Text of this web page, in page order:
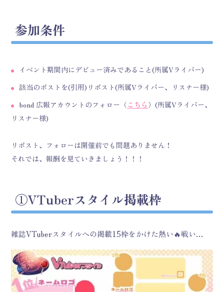
参加条件
イベント期間内にデビュー済みであること(所属Vライバー)
該当のポストを(引用)リポスト(所属Vライバー、リスナー様)
bond 広報アカウントのフォロー（ こちら ）(所属Vライバー、
リスナー様)
リポスト、フォローは開催前でも問題ありません！
それでは、報酬を見ていきましょう！！！
①VTuberスタイル掲載枠
雑誌VTuberスタイルへの掲載15枠をかけた熱い🔥戦い…